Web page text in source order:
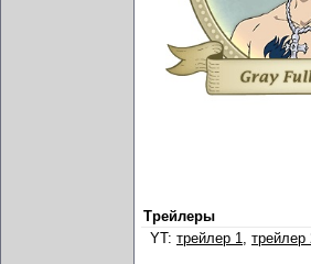
Трейлеры
YT: трейлер 1, трейлер